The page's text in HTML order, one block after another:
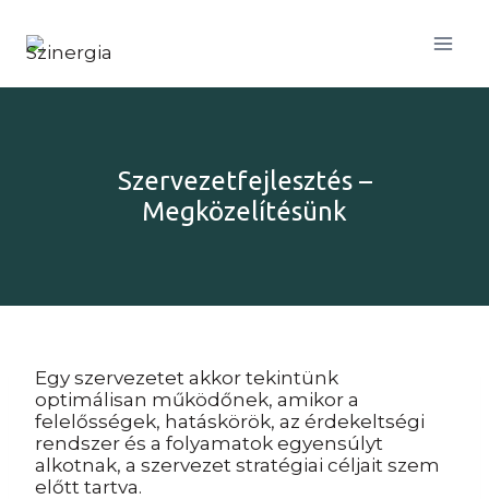
content
Szervezetfejlesztés –
Megközelítésünk
Egy szervezetet akkor tekintünk
optimálisan működőnek, amikor a
felelősségek, hatáskörök, az érdekeltségi
rendszer és a folyamatok egyensúlyt
alkotnak, a szervezet stratégiai céljait szem
előtt tartva.